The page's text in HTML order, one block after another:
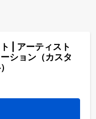
| アーティスト
ション（カスタ